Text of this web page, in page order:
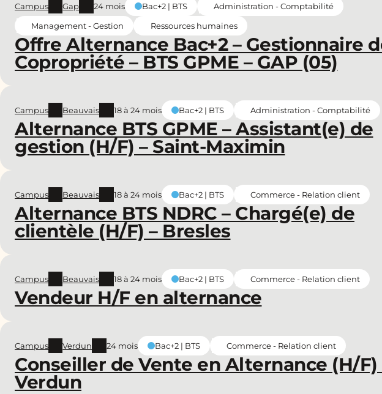
Offre Alternance Bac+2 – Gestionnaire
Copropriété – BTS GPME – GAP (05)
Campus Gap 24 mois Bac+2 | BTS
Administration - Comptabilité
Management - Gestion
Ressources humaines
Alternance BTS GPME – Assistant(e) de
gestion (H/F) – Saint-Maximin
Campus Beauvais 18 à 24 mois Bac+2 | BTS Administration - Comptabilité
Alternance BTS NDRC – Chargé(e) de
clientèle (H/F) – Bresles
Campus Beauvais 18 à 24 mois Bac+2 | BTS Commerce - Relation client
Vendeur H/F en alternance
Campus Beauvais 18 à 24 mois Bac+2 | BTS Commerce - Relation client
Conseiller de Vente en Alternance (H/F)
Verdun
Campus Verdun 24 mois Bac+2 | BTS Commerce - Relation client